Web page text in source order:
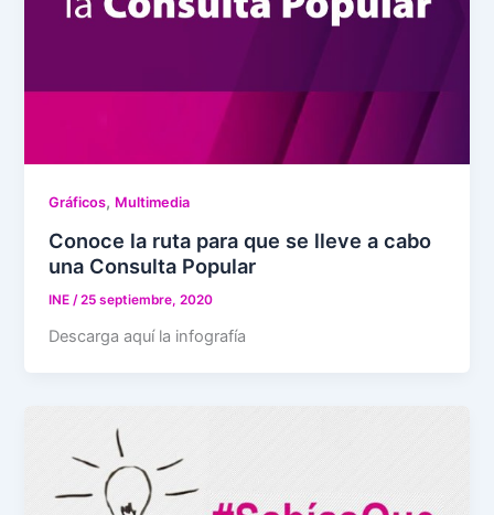
Gráficos, Multimedia
Conoce la ruta para que se lleve a cabo
una Consulta Popular
INE /25 septiembre, 2020
Descarga aquí la infografía